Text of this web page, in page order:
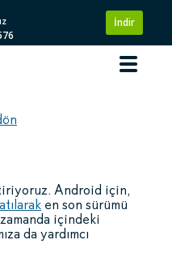
İndir
Android için,
en son sürümü
zamanda içindeki
da yardımcı